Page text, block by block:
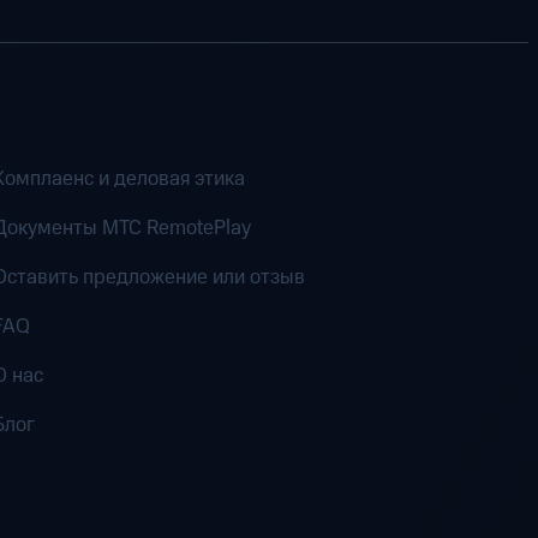
и деловая этика
MTC RemotePlay
предложение или отзыв
нас